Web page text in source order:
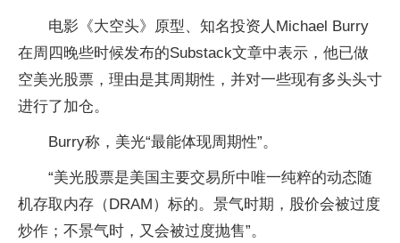
电影《大空头》原型、知名投资人Michael Burry
在周四晚些时候发布的Substack文章中表示，他已做
空美光股票，理由是其周期性，并对一些现有多头头寸
进行了加仓。
Burry称，美光“最能体现周期性”。
“美光股票是美国主要交易所中唯一纯粹的动态随
机存取内存（DRAM）标的。景气时期，股价会被过度
炒作；不景气时，又会被过度抛售”。